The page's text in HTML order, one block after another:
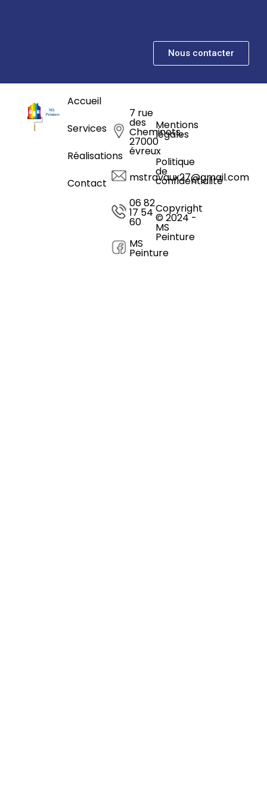
Nous contacter
Accueil
Services
Réalisations
Contact
7 rue
des
Cheminots,
27000
évreux
mstravaux27@gmail.com
06 82
17 54
60
MS
Peinture
Mentions
légales
Politique
de
confidentialité
Copyright
© 2024 -
MS
Peinture